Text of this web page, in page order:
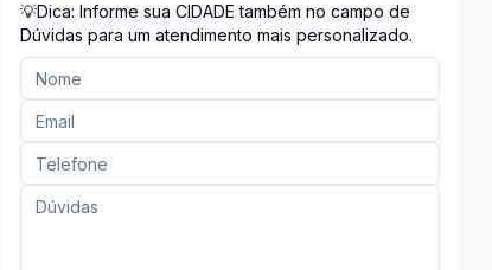
💡Dica: Informe sua CIDADE também no campo de
Dúvidas para um atendimento mais personalizado.